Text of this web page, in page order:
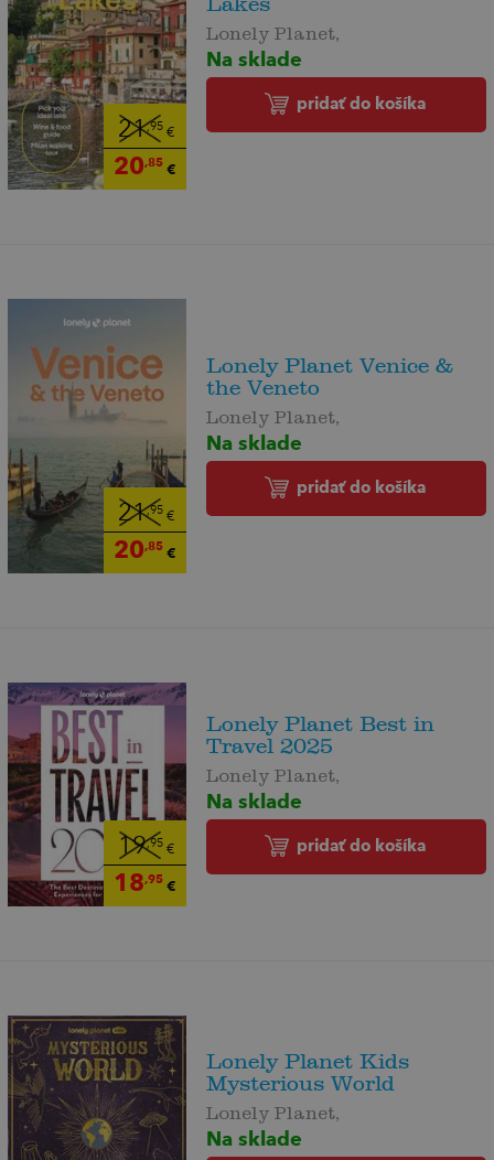
21,95€
20,85€
Lonely Planet,
Na sklade
pridať do košíka
21,95€
20,85€
Lonely Planet Venice &
the Veneto
Lonely Planet,
Na sklade
pridať do košíka
19,95€
18,95€
Lonely Planet Best in
Travel 2025
Lonely Planet,
Na sklade
pridať do košíka
Lonely Planet Kids
Mysterious World
Lonely Planet,
Na sklade